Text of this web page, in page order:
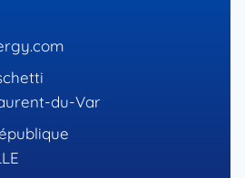
du-Var